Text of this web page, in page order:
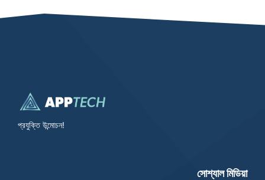
প্রযুক্তি উন্মোচন!
সোশ্যাল মিডিয়া